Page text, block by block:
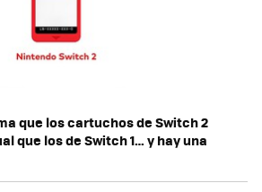
que los cartuchos de Switch 2
que los de Switch 1… y hay una